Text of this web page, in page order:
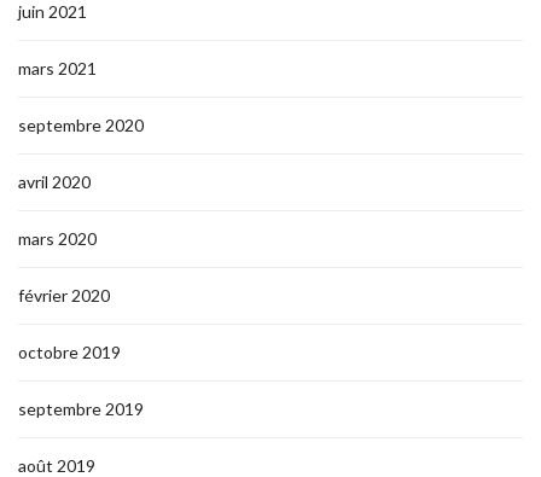
juin 2021
mars 2021
septembre 2020
avril 2020
mars 2020
février 2020
octobre 2019
septembre 2019
août 2019